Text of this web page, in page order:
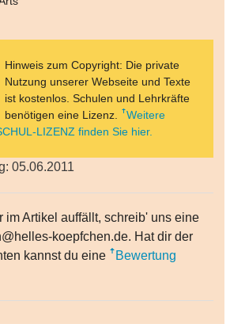
Hinweis zum Copyright: Die private
Nutzung unserer Webseite und Texte
ist kostenlos. Schulen und Lehrkräfte
benötigen eine Lizenz.
Weitere
LIZENZ finden Sie hier.
05.06.2011
im Artikel auffällt, schreib' uns eine
koepfchen.de. Hat dir der
kannst du eine
Bewertung